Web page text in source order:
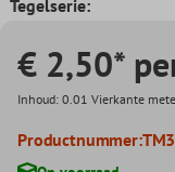
Tegelserie:
€ 2,50*
Inhoud: 0.01 Vierkante
Productnummer: